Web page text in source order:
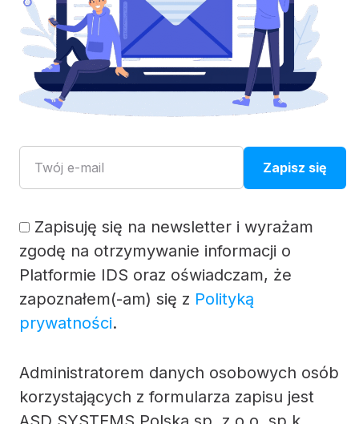
Zapisuję się na newsletter i wyrażam
zgodę na otrzymywanie informacji o
Platformie IDS oraz oświadczam, że
zapoznałem(-am) się z Polityką
prywatności.
Administratorem danych osobowych osób
korzystających z formularza zapisu jest